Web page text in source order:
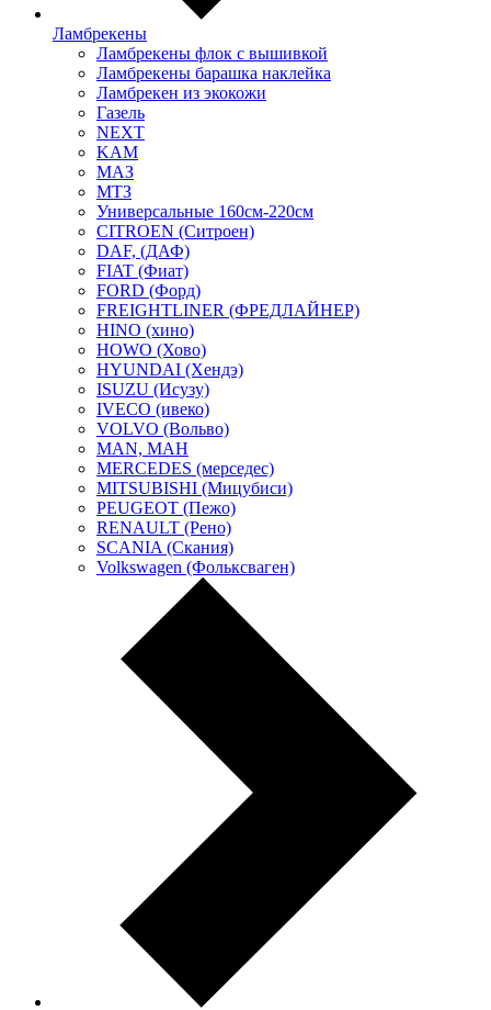
Ламбрекены
Ламбрекены флок с вышивкой
Ламбрекены барашка наклейка
Ламбрекен из экокожи
Газель
NEXT
KAM
МАЗ
МТЗ
Универсальные 160см-220см
CITROEN (Ситроен)
DAF, (ДАФ)
FIAT (Фиат)
FORD (Форд)
FREIGHTLINER (ФРЕДЛАЙНЕР)
HINO (хино)
HOWO (Хово)
HYUNDAI (Хендэ)
ISUZU (Исузу)
IVECO (ивеко)
VOLVO (Вольво)
MAN, МАН
MERCEDES (мерседес)
MITSUBISHI (Мицубиси)
PEUGEOT (Пежо)
RENAULT (Рено)
SCANIA (Скания)
Volkswagen (Фольксваген)